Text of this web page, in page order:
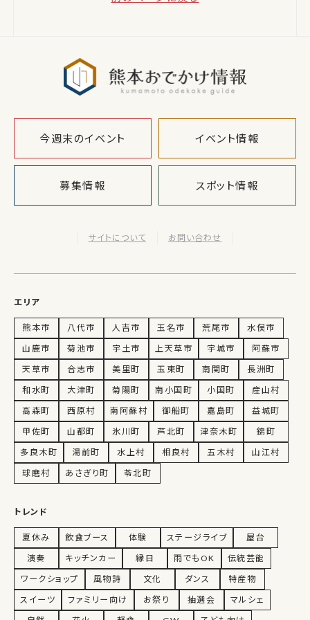
今週末のイベント イベント情報
募集情報 スポット情報
サイトについて お問い合わせ
エリア
熊本市 八代市 人吉市 玉名市 荒尾市
水俣市
山鹿市
菊池市 宇土市 上天草市 宇城市
阿蘇市
天草市
合志市 美里町 玉東町 南関町
長洲町
和水町
大津町 菊陽町 南小国町 小国町
産山村
高森町
西原村 南阿蘇村 御船町 嘉島町
益城町
甲佐町
山都町 氷川町 芦北町 津奈木町
錦町
多良木町
湯前町 水上村 相良村 五木村
山江村
球磨村
あさぎり町 苓北町
トレンド
夏休み 飲食ブース 体験 ステージライブ
屋台
演奏
キッチンカー 縁日 雨でもOK
伝統芸能
ワークショップ
風物詩 文化 ダンス
特産物
スイーツ
ファミリー向け お祭り 抽選会
マルシェ